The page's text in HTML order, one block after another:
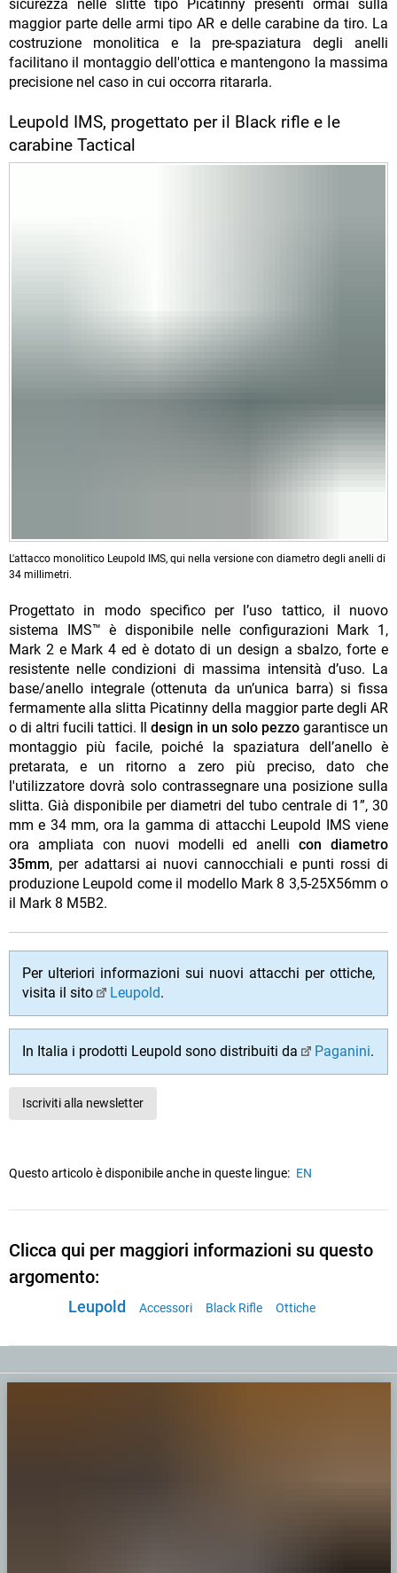
sicurezza nelle slitte tipo Picatinny presenti ormai sulla
maggior parte delle armi tipo AR e delle carabine da tiro. La
costruzione monolitica e la pre-spaziatura degli anelli
facilitano il montaggio dell'ottica e mantengono la massima
precisione nel caso in cui occorra ritararla.
Leupold IMS, progettato per il Black rifle e le
carabine Tactical
L'attacco monolitico Leupold IMS, qui nella versione con diametro degli anelli di
34 millimetri.
Progettato in modo specifico per l’uso tattico, il nuovo
sistema IMS™ è disponibile nelle configurazioni Mark 1,
Mark 2 e Mark 4 ed è dotato di un design a sbalzo, forte e
resistente nelle condizioni di massima intensità d’uso. La
base/anello integrale (ottenuta da un’unica barra) si fissa
fermamente alla slitta Picatinny della maggior parte degli AR
o di altri fucili tattici. Il design in un solo pezzo garantisce un
montaggio più facile, poiché la spaziatura dell’anello è
pretarata, e un ritorno a zero più preciso, dato che
l'utilizzatore dovrà solo contrassegnare una posizione sulla
slitta. Già disponibile per diametri del tubo centrale di 1”, 30
mm e 34 mm, ora la gamma di attacchi Leupold IMS viene
ora ampliata con nuovi modelli ed anellicon diametro
35mm, per adattarsi ai nuovi cannocchiali e punti rossi di
produzione Leupold come il modello Mark 8 3,5-25X56mm o
il Mark 8 M5B2.
Per ulteriori informazioni sui nuovi attacchi per ottiche,
visita il sito
Leupold.
In Italia i prodotti Leupold sono distribuiti da Paganini.
Iscriviti alla newsletter
Questo articolo è disponibile anche in queste lingue: EN
Clicca qui per maggiori informazioni su questo
argomento:
Leupold Accessori Black Rifle Ottiche